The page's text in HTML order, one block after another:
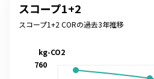
スコープ1+2
スコープ1+2 CORの過去3年推移
760
kg-CO2